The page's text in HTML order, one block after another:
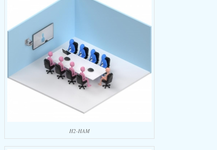
H2-HAM